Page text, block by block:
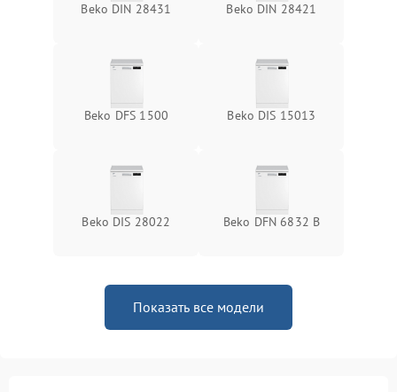
Beko DIN 28431 Beko DIN 28421
Beko DFS 1500 Beko DIS 15013
Beko DIS 28022 Beko DFN 6832 B
Показать все модели